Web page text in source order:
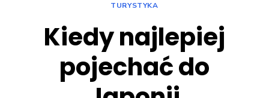
TURYSTYKA
Kiedy najlepiej
pojechać do